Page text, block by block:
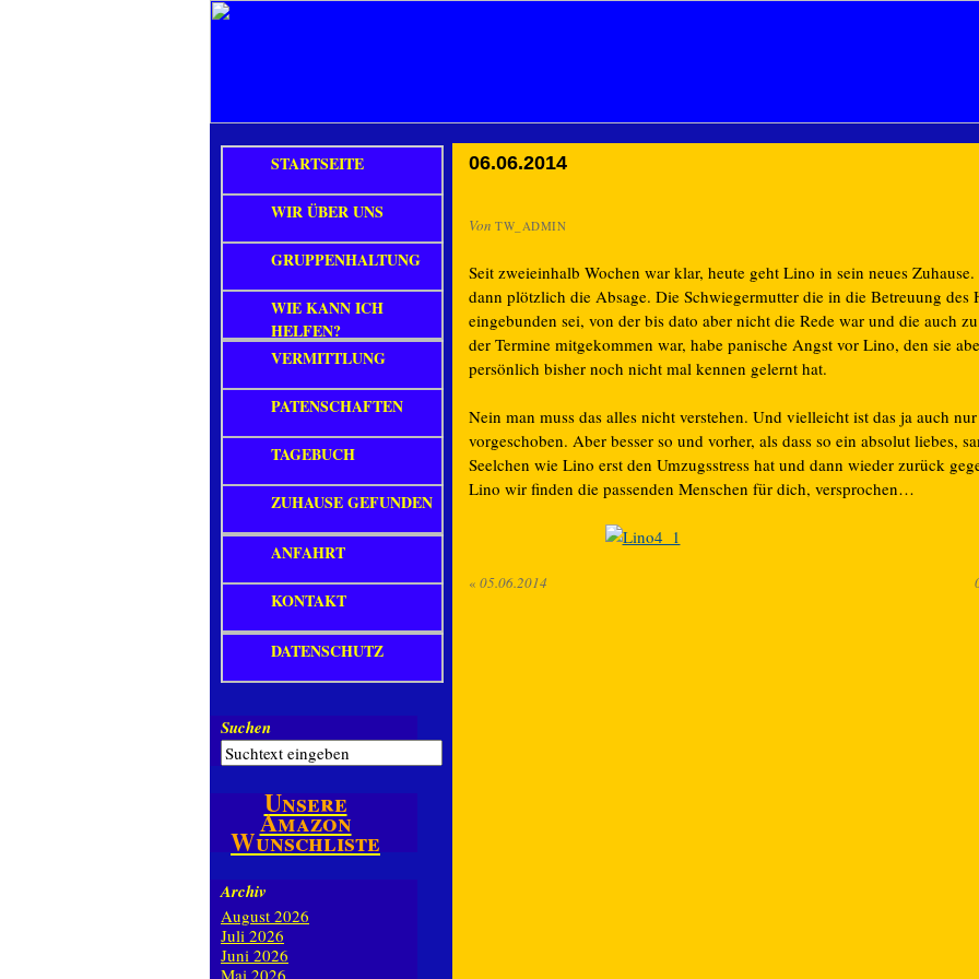
06.06.2014
Von TW_ADMIN
Seit zweieinhalb Wochen war klar, heute geht Lino in sein neues Zuhause.
dann plötzlich die Absage. Die Schwiegermutter die in die Betreuung des
eingebunden sei, von der bis dato aber nicht die Rede war und die auch
der Termine mitgekommen war, habe panische Angst vor Lino, den sie
persönlich bisher noch nicht mal kennen gelernt hat.
Nein man muss das alles nicht verstehen. Und vielleicht ist das ja auch
vorgeschoben. Aber besser so und vorher, als dass so ein absolut liebes,
Seelchen wie Lino erst den Umzugsstress hat und dann wieder zurück
Lino wir finden die passenden Menschen für dich, versprochen…
« 05.06.2014
STARTSEITE
WIR ÜBER UNS
GRUPPENHALTUNG
WIE KANN ICH
HELFEN?
VERMITTLUNG
PATENSCHAFTEN
TAGEBUCH
ZUHAUSE GEFUNDEN
ANFAHRT
KONTAKT
DATENSCHUTZ
Suchen
Unsere
Amazon
Wunschliste
Archiv
August 2026
Juli 2026
Juni 2026
Mai 2026